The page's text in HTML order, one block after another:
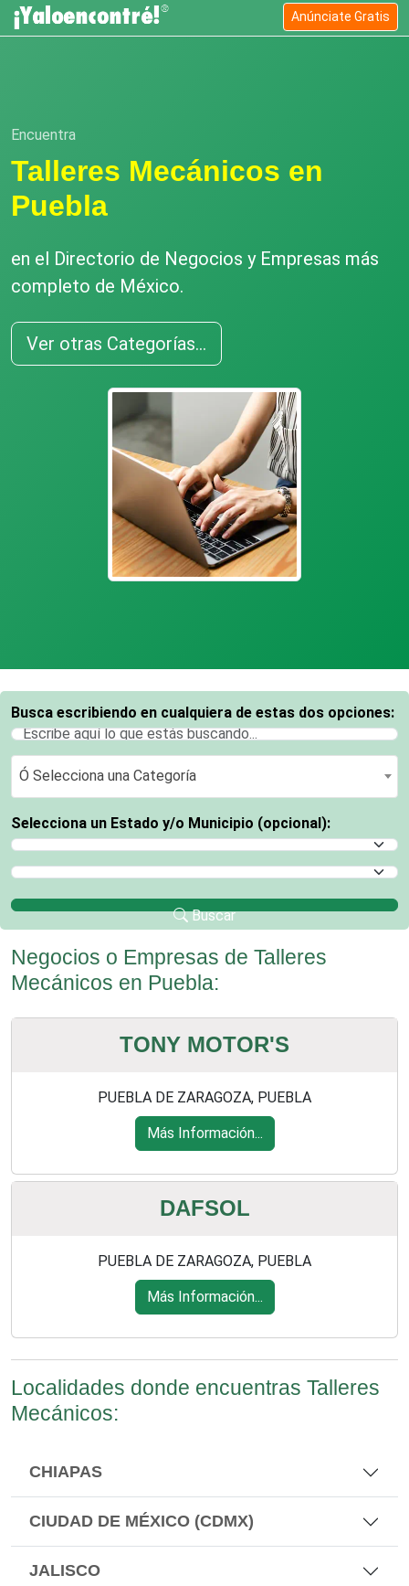
Anúnciate Gratis
Encuentra
Talleres Mecánicos en
Puebla
en el Directorio de Negocios y Empresas más
completo de México.
Ver otras Categorías...
Busca escribiendo en cualquiera de estas dos opciones:
Ó Selecciona una Categoría
Ó Selecciona una Categoría
Selecciona un Estado y/o Municipio (opcional):
Selecciona un Estado
Selecciona un Municipio
Buscar
Negocios o Empresas de Talleres
Mecánicos en Puebla:
TONY MOTOR'S
PUEBLA DE ZARAGOZA, PUEBLA
Más Información...
DAFSOL
PUEBLA DE ZARAGOZA, PUEBLA
Más Información...
Localidades donde encuentras Talleres
Mecánicos:
CHIAPAS
CIUDAD DE MÉXICO (CDMX)
JALISCO